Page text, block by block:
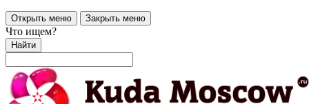
Открыть меню Закрыть меню
Что ищем?
Найти